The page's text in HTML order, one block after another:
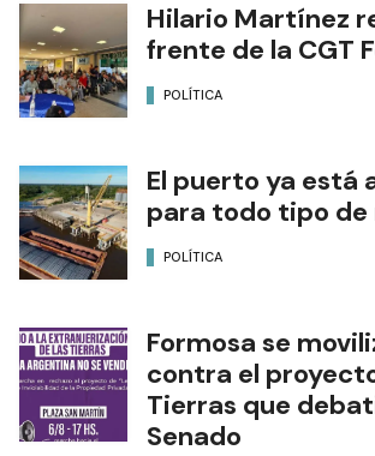
Hilario Martínez
frente de la CGT
POLÍTICA
El puerto ya está
para todo tipo de
POLÍTICA
Formosa se
contra el
Tierras que
Senado